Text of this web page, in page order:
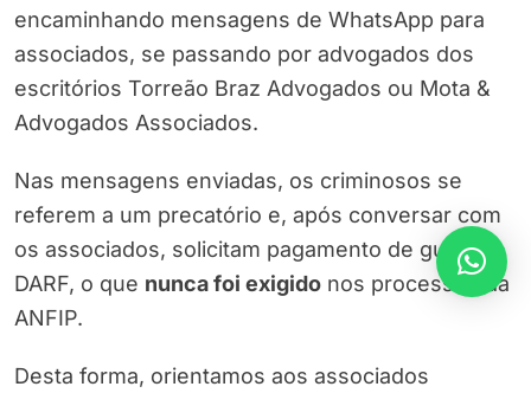
encaminhando mensagens de WhatsApp para
associados, se passando por advogados dos
escritórios Torreão Braz Advogados ou Mota &
Advogados Associados.
Nas mensagens enviadas, os criminosos se
referem a um precatório e, após conversar com
os associados, solicitam pagamento de guias de
DARF, o que nunca foi exigido nos processos da
ANFIP.
Desta forma, orientamos aos associados